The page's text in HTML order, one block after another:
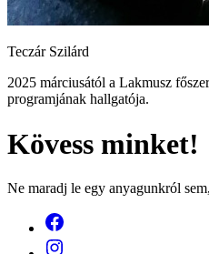
Teczár Szilárd
2025 márciusától a Lakmusz
programjának hallgatója.
Kövess minket!
Ne maradj le egy anyagunkról